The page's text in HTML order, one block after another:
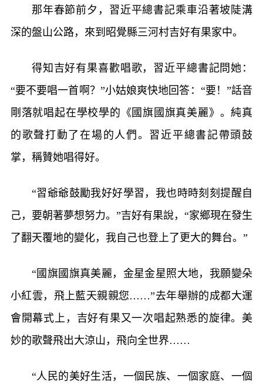
那年春節前夕，習近平總書記乘車沿著坡陡溝
深的盤山公路，來到昭覺縣三河村吉好有果家中。
得知吉好有果喜歡唱歌，習近平總書記問她：
“要不要唱一首啊？”小姑娘爽快地回答：“要！”話音
剛落就唱起在學校學的《國旗國旗真美麗》。純真
的歌聲打動了在場的人們。習近平總書記帶頭鼓
掌，稱贊她唱得好。
“習爺爺鼓勵我好好學習，我也時時刻刻提醒自
己，要朝著夢想努力。”吉好有果說，“家鄉現在發生
了翻天覆地的變化，我自己也登上了更大的舞台。”
“國旗國旗真美麗，金星金星照大地，我願變朵
小紅雲，飛上藍天親親您……”去年舉辦的成都大運
會開幕式上，吉好有果又一次唱起熟悉的旋律。美
妙的歌聲飛出大涼山，飛向全世界……
“人民的美好生活，一個民族、一個家庭、一個